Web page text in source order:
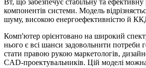
Вт, що забезпечує стабільну та ефективну
компонентів системи. Модель
шуму, високою енергоефективністю й
Комп'ютер орієнтовано на широкий
нього є всі шанси задовольнити потреби
стати правою рукою маркетологів,
CAD-проектувальників. Цій моделі